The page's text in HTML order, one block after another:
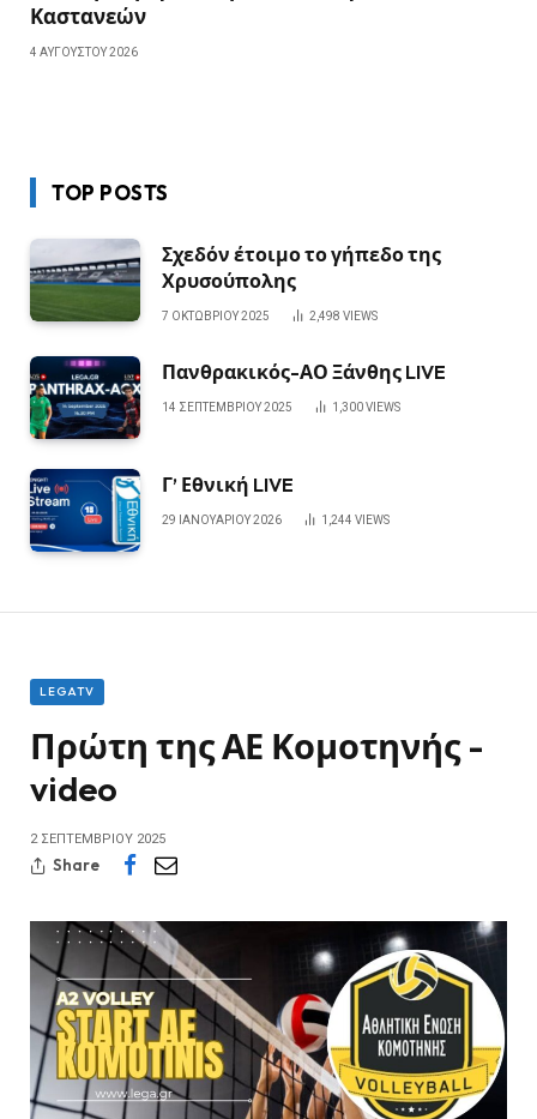
Καστανεών
4 ΑΥΓΟΎΣΤΟΥ 2026
TOP POSTS
Σχεδόν έτοιμο το γήπεδο της
Χρυσούπολης
7 ΟΚΤΩΒΡΊΟΥ 2025 2,498 VIEWS
Πανθρακικός-ΑΟ Ξάνθης LIVE
14 ΣΕΠΤΕΜΒΡΊΟΥ 2025 1,300VIEWS
Γ’ Εθνική LIVE
29 ΙΑΝΟΥΑΡΊΟΥ 2026 1,244 VIEWS
LEGATV
Πρώτη της ΑΕ Κομοτηνής -
video
2 ΣΕΠΤΕΜΒΡΊΟΥ 2025
Share